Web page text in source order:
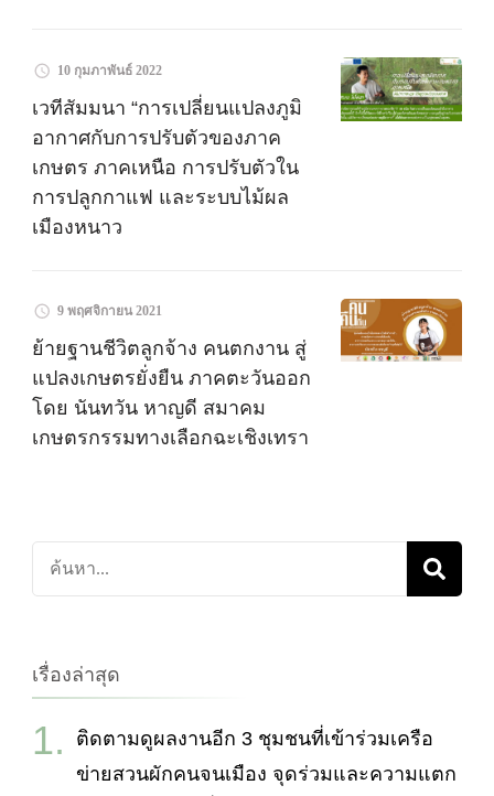
10 กุมภาพันธ์ 2022
เวทีสัมมนา “การเปลี่ยนแปลงภูมิ
อากาศกับการปรับตัวของภาค
เกษตร ภาคเหนือ การปรับตัวใน
การปลูกกาแฟ และระบบไม้ผล
เมืองหนาว
9 พฤศจิกายน 2021
ย้ายฐานชีวิตลูกจ้าง คนตกงาน สู่
แปลงเกษตรยั่งยืน ภาคตะวันออก
โดย นันทวัน หาญดี สมาคม
เกษตรกรรมทางเลือกฉะเชิงเทรา
ค้นหา
เกี่ยว
เรื่องล่าสุด
ติดตามดูผลงานอีก 3 ชุมชนที่เข้าร่วมเครือ
ข่ายสวนผักคนจนเมือง จุดร่วมและความแตก